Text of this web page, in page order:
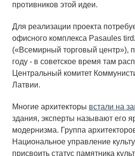
противников этой идеи.
Для реализации проекта
офисного комплекса Pasaules
(«Всемирный торговый центр»),
году - в советское время там
Центральный комитет
Латвии.
Многие архитекторы встали на
здания, эксперты называют его
модернизма. Группа
Национальное управление
присвоить статус памятника